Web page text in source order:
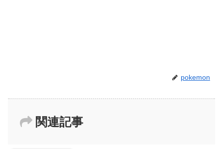
pokemon
関連記事